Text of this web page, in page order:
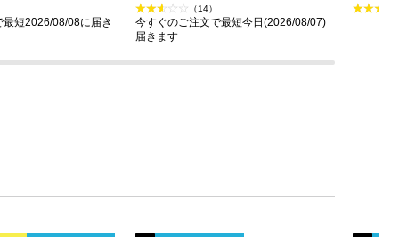
短2026/08/08に届き
（14）
今すぐのご注文で最短今日(2026/08/07)
届きます